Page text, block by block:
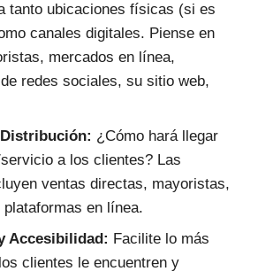
tanto ubicaciones físicas (si es
canales digitales. Piense en
mercados en línea,
redes sociales, su sitio web,
¿Cómo hará llegar
a los clientes? Las
ventas directas, mayoristas,
en línea.
Accesibilidad: Facilite lo más
clientes le encuentren y